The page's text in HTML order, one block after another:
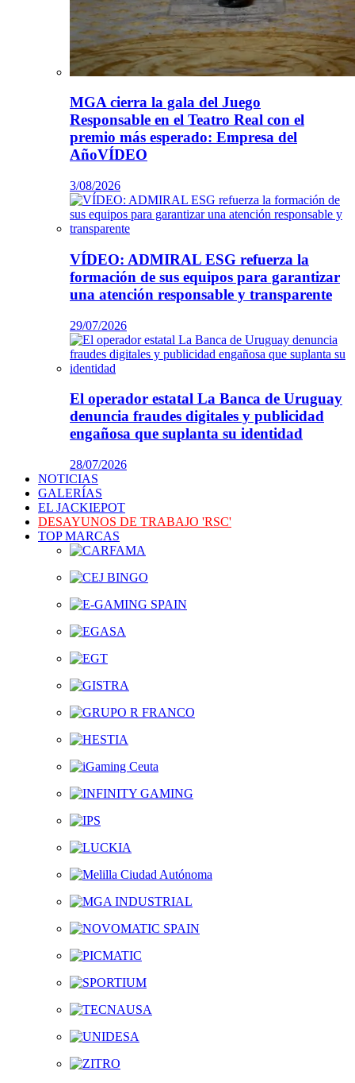
MGA cierra la gala del Juego
Responsable en el Teatro Real con el
premio más esperado: Empresa del
AñoVÍDEO
3/08/2026
VÍDEO: ADMIRAL ESG refuerza la
formación de sus equipos para garantizar
una atención responsable y transparente
29/07/2026
El operador estatal La Banca de Uruguay
denuncia fraudes digitales y publicidad
engañosa que suplanta su identidad
28/07/2026
NOTICIAS
GALERÍAS
EL JACKIEPOT
DESAYUNOS DE TRABAJO 'RSC'
TOP MARCAS